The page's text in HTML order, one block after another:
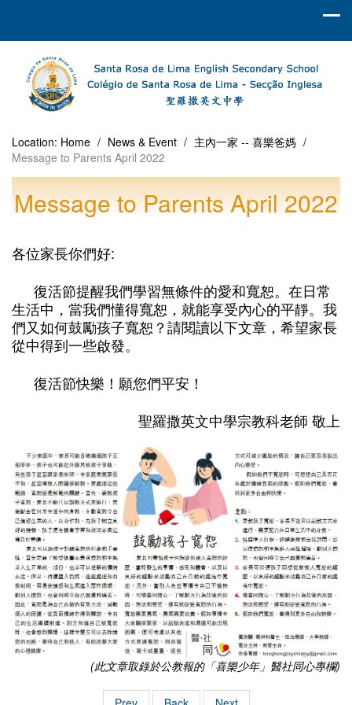
Location: Home / News & Event / 主內一家 -- 喜樂爸媽 /
Message to Parents April 2022
Message to Parents April 2022
各位家長你們好:
復活節提醒我們學習無條件的愛和寬恕。在日常
生活中，當我們懂得寬恕，就能享受內心的平靜。我
們又如何鼓勵孩子寬恕？請閱讀以下文章，希望家長
從中得到一些啟發。
復活節快樂！願您們平安！
聖羅撒英文中學宗教科老師 敬上
(此文章取錄於公教報的「喜樂少年」醫社同心專欄)